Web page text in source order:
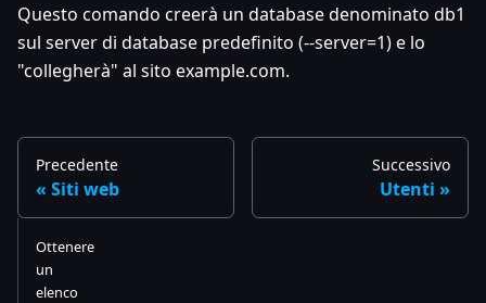
Questo comando creerà un database denominato db1
sul server di database predefinito (--server=1) e lo
"collegherà" al sito example.com.
Precedente
Siti web
Successivo
Utenti
Ottenere
un
elenco